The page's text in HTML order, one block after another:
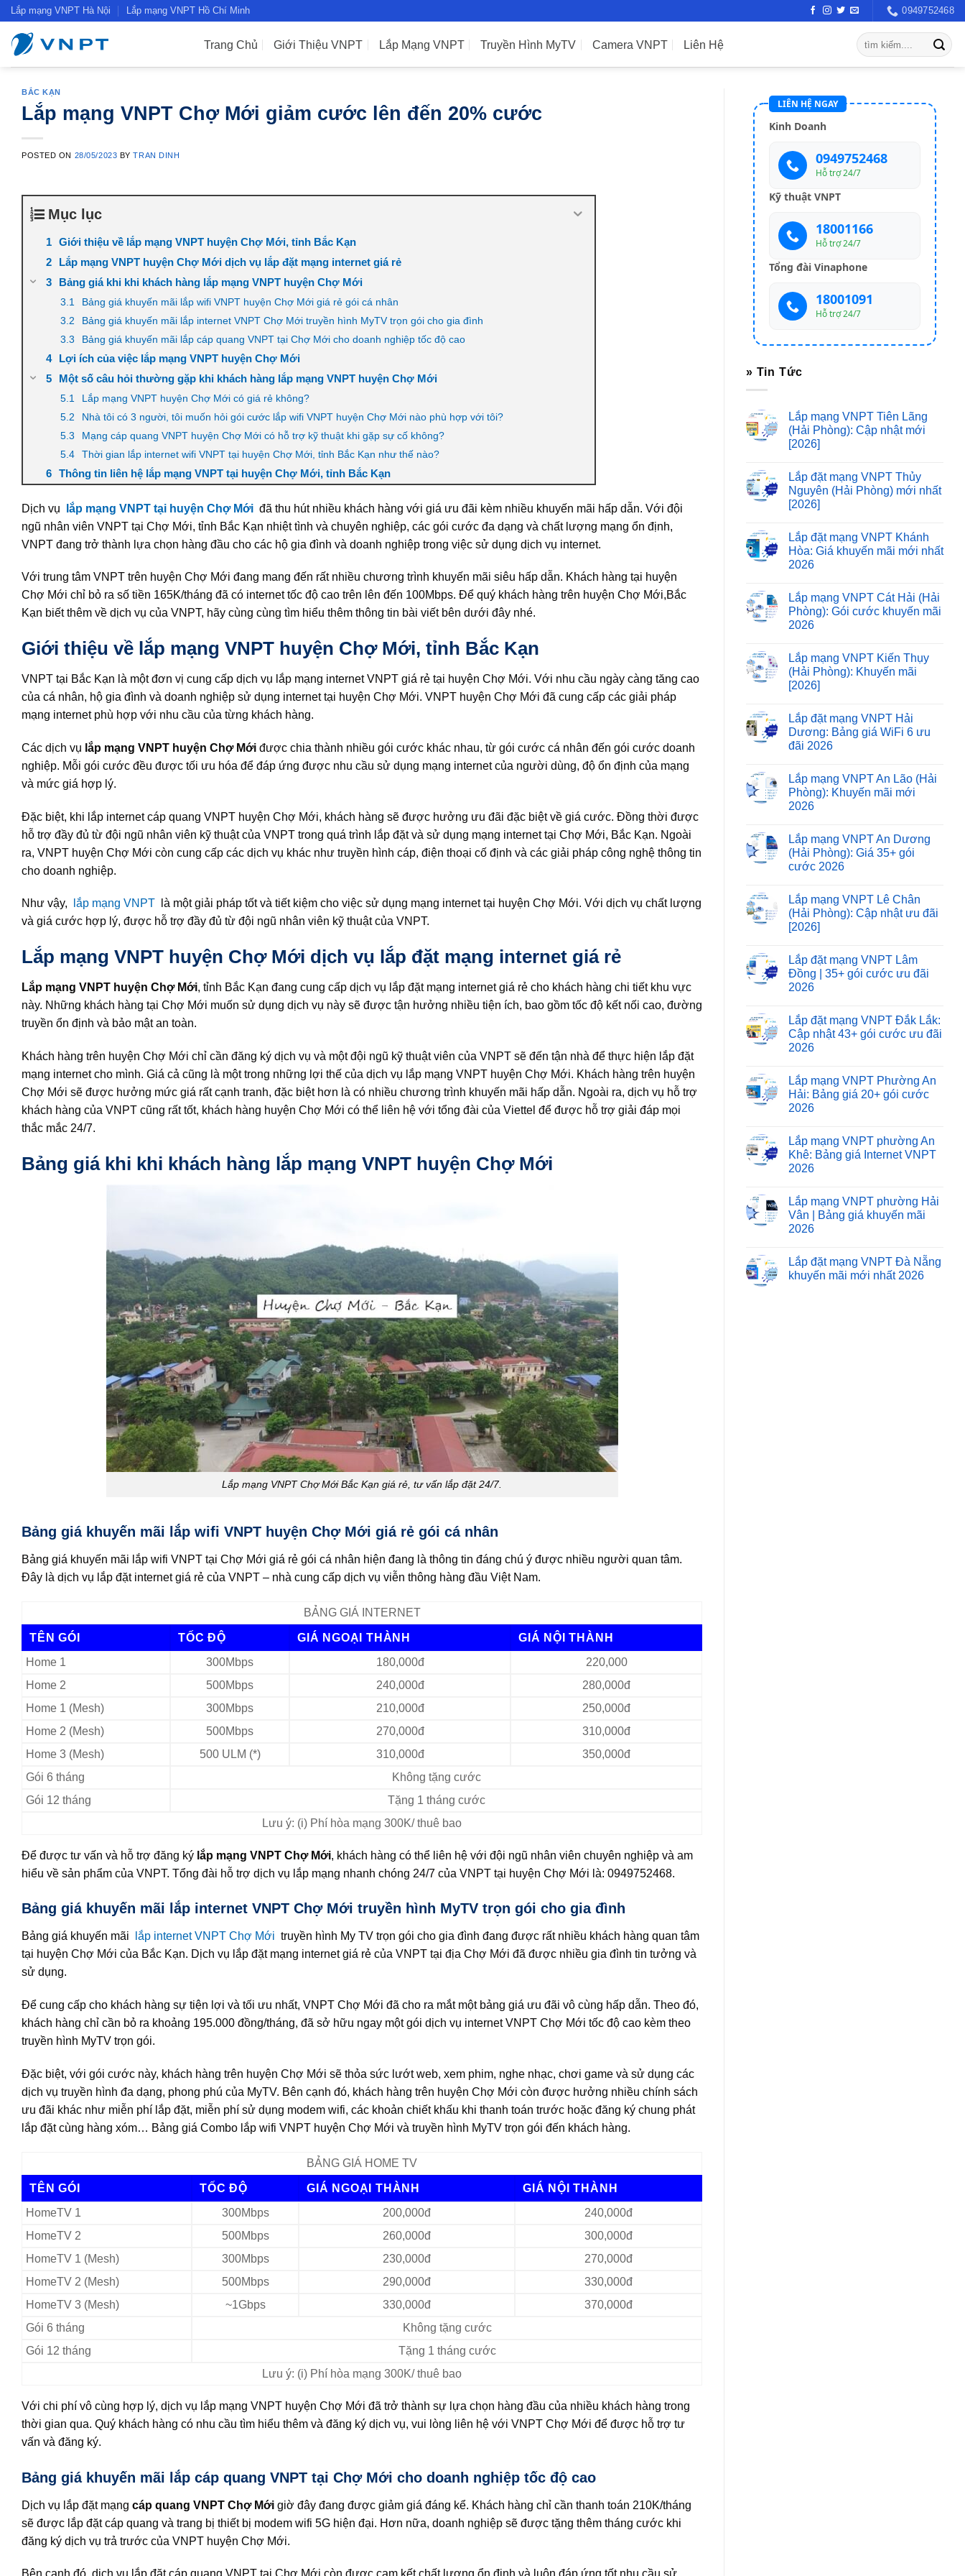
Skip
content
Lắp mạng VNPT Hà Nội Lắp mạng VNPT Hồ Chí Minh 0949752468
Trang Chủ Giới Thiệu VNPT Lắp Mạng VNPT Truyền Hình MyTV Camera VNPT Liên Hệ
BẮC KẠN
Lắp mạng VNPT Chợ Mới giảm cước lên đến 20% cước
POSTED ON 28/05/2023 BYTRAN DINH
Mục lục
Giới thiệu về lắp mạng VNPT huyện Chợ Mới, tỉnh Bắc Kạn
Lắp mạng VNPT huyện Chợ Mới dịch vụ lắp đặt mạng internet giá rẻ
Bảng giá khi khi khách hàng lắp mạng VNPT huyện Chợ Mới
Bảng giá khuyến mãi lắp wifi VNPT huyện Chợ Mới giá rẻ gói cá nhân
Bảng giá khuyến mãi lắp internet VNPT Chợ Mới truyền hình MyTV trọn gói cho gia đình
Bảng giá khuyến mãi lắp cáp quang VNPT tại Chợ Mới cho doanh nghiệp tốc độ cao
Lợi ích của việc lắp mạng VNPT huyện Chợ Mới
Một số câu hỏi thường gặp khi khách hàng lắp mạng VNPT huyện Chợ Mới
Lắp mạng VNPT huyện Chợ Mới có giá rẻ không?
Nhà tôi có 3 người, tôi muốn hỏi gói cước lắp wifi VNPT huyện Chợ Mới nào phù hợp với tôi?
Mạng cáp quang VNPT huyện Chợ Mới có hỗ trợ kỹ thuật khi gặp sự cố không?
Thời gian lắp internet wifi VNPT tại huyện Chợ Mới, tỉnh Bắc Kạn như thế nào?
Thông tin liên hệ lắp mạng VNPT tại huyện Chợ Mới, tỉnh Bắc Kạn
Dịch vụ lắp mạng VNPT tại huyện Chợ Mới đã thu hút nhiều khách hàng với giá ưu đãi kèm nhiều khuyến mãi hấp dẫn. Với đội
ngũ nhân viên VNPT tại Chợ Mới, tỉnh Bắc Kạn nhiệt tình và chuyên nghiệp, các gói cước đa dạng và chất lượng mạng ổn định,
VNPT đang trở thành lựa chọn hàng đầu cho các hộ gia đình và doanh nghiệp trong việc sử dụng dịch vụ internet.
Với trung tâm VNPT trên huyện Chợ Mới đang mang đến rất nhiều chương trình khuyến mãi siêu hấp dẫn. Khách hàng tại huyện
Chợ Mới chỉ bỏ ra số tiền 165K/tháng đã có internet tốc độ cao trên lên đến 100Mbps. Để quý khách hàng trên huyện Chợ Mới,Bắc
Kạn biết thêm về dịch vụ của VNPT, hãy cùng cùng tìm hiểu thêm thông tin bài viết bên dưới đây nhé.
Giới thiệu về lắp mạng VNPT huyện Chợ Mới, tỉnh Bắc Kạn
VNPT tại Bắc Kạn là một đơn vị cung cấp dịch vụ lắp mạng internet VNPT giá rẻ tại huyện Chợ Mới. Với nhu cầu ngày càng tăng cao
của cá nhân, hộ gia đình và doanh nghiệp sử dụng internet tại huyện Chợ Mới. VNPT huyện Chợ Mới đã cung cấp các giải pháp
mạng internet phù hợp với nhu cầu của từng khách hàng.
Các dịch vụ lắp mạng VNPT huyện Chợ Mới được chia thành nhiều gói cước khác nhau, từ gói cước cá nhân đến gói cước doanh
nghiệp. Mỗi gói cước đều được tối ưu hóa để đáp ứng được nhu cầu sử dụng mạng internet của người dùng, độ ổn định của mạng
và mức giá hợp lý.
Đặc biệt, khi lắp internet cáp quang VNPT huyện Chợ Mới, khách hàng sẽ được hưởng ưu đãi đặc biệt về giá cước. Đồng thời được
hỗ trợ đầy đủ từ đội ngũ nhân viên kỹ thuật của VNPT trong quá trình lắp đặt và sử dụng mạng internet tại Chợ Mới, Bắc Kạn. Ngoài
ra, VNPT huyện Chợ Mới còn cung cấp các dịch vụ khác như truyền hình cáp, điện thoại cố định và các giải pháp công nghệ thông tin
cho doanh nghiệp.
Như vậy, lắp mạng VNPT
là một giải pháp tốt và tiết kiệm cho việc sử dụng mạng internet tại huyện Chợ Mới. Với dịch vụ chất lượng
và giá cước hợp lý, được hỗ trợ đầy đủ từ đội ngũ nhân viên kỹ thuật của VNPT.
Lắp mạng VNPT huyện Chợ Mới dịch vụ lắp đặt mạng internet giá rẻ
Lắp mạng VNPT huyện Chợ Mới, tỉnh Bắc Kạn đang cung cấp dịch vụ lắp đặt mạng internet giá rẻ cho khách hàng chi tiết khu vực
này. Những khách hàng tại Chợ Mới muốn sử dụng dịch vụ này sẽ được tận hưởng nhiều tiện ích, bao gồm tốc độ kết nối cao, đường
truyền ổn định và bảo mật an toàn.
Khách hàng trên huyện Chợ Mới chỉ cần đăng ký dịch vụ và một đội ngũ kỹ thuật viên của VNPT sẽ đến tận nhà để thực hiện lắp đặt
mạng internet cho mình. Giá cả cũng là một trong những lợi thế của dịch vụ lắp mạng VNPT huyện Chợ Mới. Khách hàng trên huyện
Chợ Mới sẽ được hưởng mức giá rất cạnh tranh, đặc biệt hơn là có nhiều chương trình khuyến mãi hấp dẫn. Ngoài ra, dịch vụ hỗ trợ
khách hàng của VNPT cũng rất tốt, khách hàng huyện Chợ Mới có thể liên hệ với tổng đài của Viettel để được hỗ trợ giải đáp mọi
thắc mắc 24/7.
Bảng giá khi khi khách hàng lắp mạng VNPT huyện Chợ Mới
Lắp mạng VNPT Chợ Mới Bắc Kạn giá rẻ, tư vấn lắp đặt 24/7.
Bảng giá khuyến mãi lắp wifi VNPT huyện Chợ Mới giá rẻ gói cá nhân
Bảng giá khuyến mãi lắp wifi VNPT tại Chợ Mới giá rẻ gói cá nhân hiện đang là thông tin đáng chú ý được nhiều người quan tâm.
Đây là dịch vụ lắp đặt internet giá rẻ của VNPT – nhà cung cấp dịch vụ viễn thông hàng đầu Việt Nam.
BẢNG GIÁ INTERNET
TÊN GÓI TỐC ĐỘ GIÁ NGOẠI THÀNH
GIÁ NỘI THÀNH
Home 1
300Mbps 180,000đ
220,000
Home 2
500Mbps 240,000đ
280,000đ
Home 1 (Mesh)
300Mbps 210,000đ
250,000đ
Home 2 (Mesh)
500Mbps 270,000đ
310,000đ
Home 3 (Mesh)
500 ULM (*) 310,000đ
350,000đ
Gói 6 tháng
Không tặng cước
Gói 12 tháng
Tặng 1 tháng cước
Lưu ý: (i) Phí hòa mạng 300K/ thuê bao
Để được tư vấn và hỗ trợ đăng ký lắp mạng VNPT Chợ Mới, khách hàng có thể liên hệ với đội ngũ nhân viên chuyên nghiệp và am
hiểu về sản phẩm của VNPT. Tổng đài hỗ trợ dịch vụ lắp mạng nhanh chóng 24/7 của VNPT tại huyện Chợ Mới là: 0949752468.
Bảng giá khuyến mãi lắp internet VNPT Chợ Mới truyền hình MyTV trọn gói cho gia đình
Bảng giá khuyến mãi lắp internet VNPT Chợ Mới truyền hình My TV trọn gói cho gia đình đang được rất nhiều khách hàng quan tâm
tại huyện Chợ Mới của Bắc Kạn. Dịch vụ lắp đặt mạng internet giá rẻ của VNPT tại địa Chợ Mới đã được nhiều gia đình tin tưởng và
sử dụng.
Để cung cấp cho khách hàng sự tiện lợi và tối ưu nhất, VNPT Chợ Mới đã cho ra mắt một bảng giá ưu đãi vô cùng hấp dẫn. Theo đó,
khách hàng chỉ cần bỏ ra khoảng 195.000 đồng/tháng, đã sở hữu ngay một gói dịch vụ internet VNPT Chợ Mới tốc độ cao kèm theo
truyền hình MyTV trọn gói.
Đặc biệt, với gói cước này, khách hàng trên huyện Chợ Mới sẽ thỏa sức lướt web, xem phim, nghe nhạc, chơi game và sử dụng các
dịch vụ truyền hình đa dạng, phong phú của MyTV. Bên cạnh đó, khách hàng trên huyện Chợ Mới còn được hưởng nhiều chính sách
ưu đãi khác như miễn phí lắp đặt, miễn phí sử dụng modem wifi, các khoản chiết khấu khi thanh toán trước hoặc đăng ký chung phát
lắp đặt cùng hàng xóm… Bảng giá Combo lắp wifi VNPT huyện Chợ Mới và truyền hình MyTV trọn gói đến khách hàng.
BẢNG GIÁ HOME TV
TÊN GÓI TỐC ĐỘ GIÁ NGOẠI THÀNH
GIÁ NỘI THÀNH
HomeTV 1
300Mbps 200,000đ
240,000đ
HomeTV 2
500Mbps 260,000đ
300,000đ
HomeTV 1 (Mesh)
300Mbps 230,000đ
270,000đ
HomeTV 2 (Mesh)
500Mbps 290,000đ
330,000đ
HomeTV 3 (Mesh)
~1Gbps 330,000đ
370,000đ
Gói 6 tháng
Không tặng cước
Gói 12 tháng
Tặng 1 tháng cước
Lưu ý: (i) Phí hòa mạng 300K/ thuê bao
Với chi phí vô cùng hợp lý, dịch vụ lắp mạng VNPT huyện Chợ Mới đã trở thành sự lựa chọn hàng đầu của nhiều khách hàng trong
thời gian qua. Quý khách hàng có nhu cầu tìm hiểu thêm và đăng ký dịch vụ, vui lòng liên hệ với VNPT Chợ Mới để được hỗ trợ tư
vấn và đăng ký.
Bảng giá khuyến mãi lắp cáp quang VNPT tại Chợ Mới cho doanh nghiệp tốc độ cao
Dịch vụ lắp đặt mạng cáp quang VNPT Chợ Mới giờ đây đang được giảm giá đáng kể. Khách hàng chỉ cần thanh toán 210K/tháng
sẽ được lắp đặt cáp quang và trang bị thiết bị modem wifi 5G hiện đại. Hơn nữa, doanh nghiệp sẽ được tặng thêm tháng cước khi
đăng ký dịch vụ trả trước của VNPT huyện Chợ Mới.
LIÊN HỆ NGAY
Kinh Doanh
0949752468
Hỗ trợ 24/7
Kỹ thuật VNPT
18001166
Hỗ trợ 24/7
Tổng đài Vinaphone
18001091
Hỗ trợ 24/7
» Tin Tức
Lắp mạng VNPT Tiên Lãng
(Hải Phòng): Cập nhật mới
[2026]
Lắp đặt mạng VNPT Thủy
Nguyên (Hải Phòng) mới nhất
[2026]
Lắp đặt mạng VNPT Khánh
Hòa: Giá khuyến mãi mới nhất
2026
Lắp mạng VNPT Cát Hải (Hải
Phòng): Gói cước khuyến mãi
2026
Lắp mạng VNPT Kiến Thụy
(Hải Phòng): Khuyến mãi
[2026]
Lắp đặt mạng VNPT Hải
Dương: Bảng giá WiFi 6 ưu
đãi 2026
Lắp mạng VNPT An Lão (Hải
Phòng): Khuyến mãi mới
2026
Lắp mạng VNPT An Dương
(Hải Phòng): Giá 35+ gói
cước 2026
Lắp mạng VNPT Lê Chân
(Hải Phòng): Cập nhật ưu đãi
[2026]
Lắp đặt mạng VNPT Lâm
Đồng | 35+ gói cước ưu đãi
2026
Lắp đặt mạng VNPT Đắk Lắk:
Cập nhật 43+ gói cước ưu đãi
2026
Lắp mạng VNPT Phường An
Hải: Bảng giá 20+ gói cước
2026
Lắp mạng VNPT phường An
Khê: Bảng giá Internet VNPT
2026
Lắp mạng VNPT phường Hải
Vân | Bảng giá khuyến mãi
2026
Lắp đặt mạng VNPT Đà Nẵng
khuyến mãi mới nhất 2026